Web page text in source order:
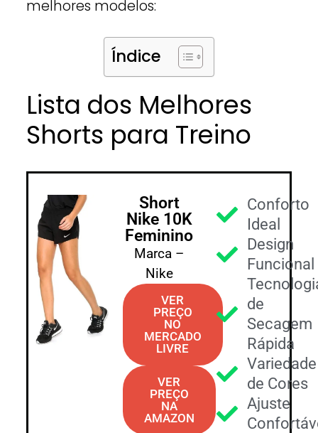
melhores modelos:
Índice
Lista dos Melhores
Shorts para Treino
Short
Nike 10K
Feminino
Marca –
Nike
VER
PREÇO
NO
MERCADO
LIVRE
VER
PREÇO
NA
AMAZON
Conforto
Ideal
Design
Funcional
de
Secagem
Rápida
Variedade
de Cores
Ajuste